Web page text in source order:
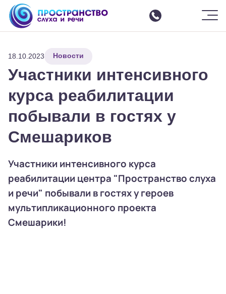
Шрифт - + Цвет Ф
Изображения
ВКЛ ВЫКЛ СБРОСИТЬ
О центре
Услуги
Интенсивные курсы реабилитации
Слухоречевая реабилитация
Отзывы
События
Аренда зала
Семинары
Контакты
18.10.2023 Новости
Участники интенсивного
курса реабилитации
побывали в гостях у
Смешариков
Участники интенсивного курса
реабилитации центра "Пространство слуха
и речи" побывали в гостях у героев
мультипликационного проекта
Смешарики!